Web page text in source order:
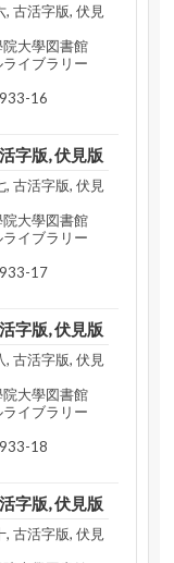
古活字版, 伏見
大學図書館
イブラリー
16
字版, 伏見版
古活字版, 伏見
大學図書館
イブラリー
17
字版, 伏見版
古活字版, 伏見
大學図書館
イブラリー
18
字版, 伏見版
古活字版, 伏見